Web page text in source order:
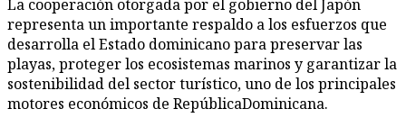
La cooperación otorgada por el gobierno del Japón
representa un importante respaldo a los esfuerzos que
desarrolla el Estado dominicano para preservar las
playas, proteger los ecosistemas marinos y garantizar la
sostenibilidad del sector turístico, uno de los principales
motores económicos de RepúblicaDominicana.